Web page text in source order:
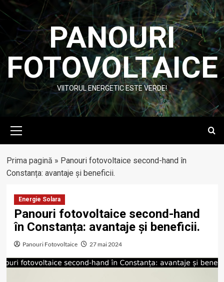
Skip
to
content
PANOURI
FOTOVOLTAICE
VIITORUL ENERGETIC ESTE VERDE!
Menu
Prima pagină » Panouri fotovoltaice second-hand în
Constanța: avantaje și beneficii.
Energie Solara
Panouri fotovoltaice second-hand
în Constanța: avantaje și beneficii.
Panouri Fotovoltaice 27 mai 2024